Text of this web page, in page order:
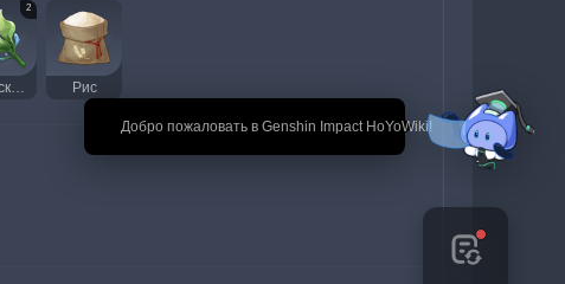
🎉 Добро пожаловать в Genshin Impact HoYoWiki!
2
Морская водоросль Рис